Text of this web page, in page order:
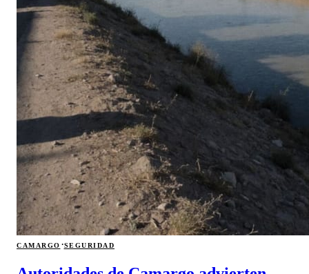
CAMARGO ·SEGURIDAD